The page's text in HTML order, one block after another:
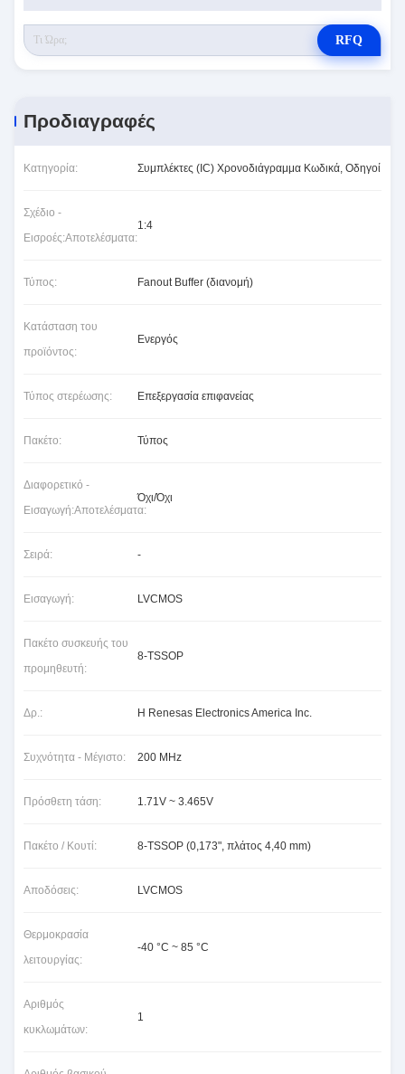
RFQ
Προδιαγραφές
Κατηγορία: Συμπλέκτες (IC) Χρονοδιάγραμμα Κωδικά, Οδηγοί
Σχέδιο -
Εισροές:Αποτελέσματα:
1:4
Τύπος: Fanout Buffer (διανομή)
Κατάσταση του
προϊόντος:
Ενεργός
Τύπος στερέωσης: Επεξεργασία επιφανείας
Πακέτο: Τύπος
Διαφορετικό -
Εισαγωγή:Αποτελέσματα:
Όχι/Όχι
Σειρά: -
Εισαγωγή: LVCMOS
Πακέτο συσκευής του
προμηθευτή:
8-TSSOP
Δρ.: Η Renesas Electronics America Inc.
Συχνότητα - Μέγιστο: 200 MHz
Πρόσθετη τάση: 1.71V ~ 3.465V
Πακέτο / Κουτί: 8-TSSOP (0,173", πλάτος 4,40 mm)
Αποδόσεις: LVCMOS
Θερμοκρασία
λειτουργίας:
-40 °C ~ 85 °C
Αριθμός
κυκλωμάτων:
1